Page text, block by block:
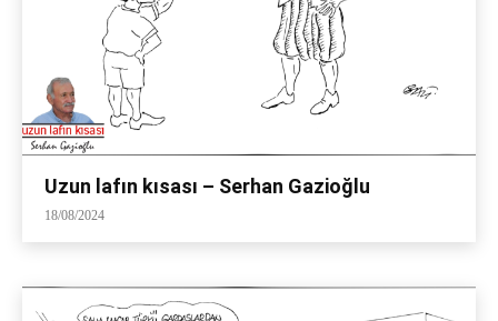
Uzun lafın kısası – Serhan Gazioğlu
18/08/2024